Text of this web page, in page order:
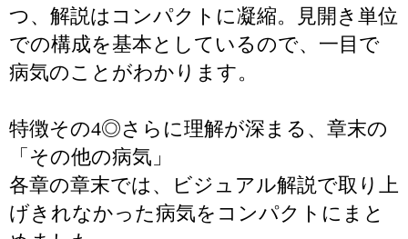
つ、解説はコンパクトに凝縮。見開き単位
での構成を基本としているので、一目で
病気のことがわかります。
特徴その4◎さらに理解が深まる、章末の
「その他の病気」
各章の章末では、ビジュアル解説で取り上
げきれなかった病気をコンパクトにまと